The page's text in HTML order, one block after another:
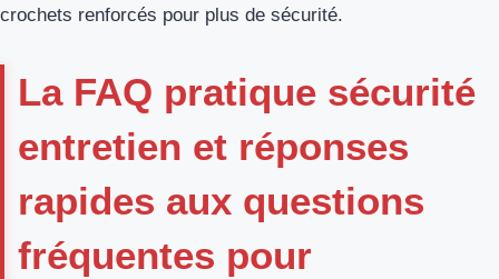
crochets renforcés pour plus de sécurité.
La FAQ pratique sécurité
entretien et réponses
rapides aux questions
fréquentes pour